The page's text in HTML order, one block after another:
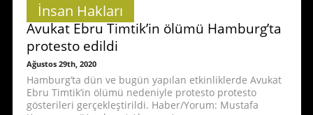
İnsan Hakları
Avukat Ebru Timtik’in ölümü Hamburg’ta
protesto edildi
Ağustos 29th, 2020
Hamburg’ta dün ve bugün yapılan etkinliklerde Avukat
Ebru Timtik’in ölümü nedeniyle protesto protesto
gösterileri gerçekleştirildi. Haber/Yorum: Mustafa